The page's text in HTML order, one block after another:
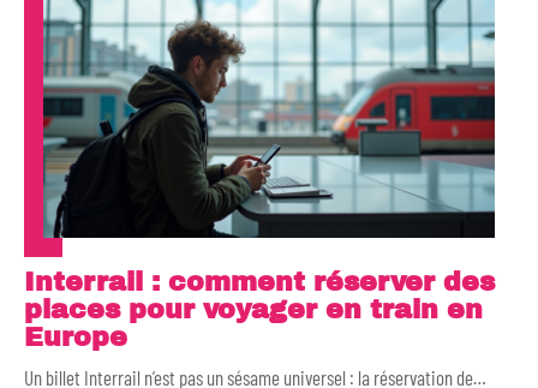
Interrail : comment réserver des
places pour voyager en train en
Europe
Un billet Interrail n’est pas un sésame universel : la réservation de…